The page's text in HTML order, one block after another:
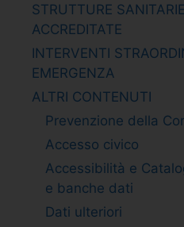
STRUTTURE
ACCREDITATE
INTERVENTI
EMERGENZA
ALTRI CONTENUTI
Prevenzione della
Accesso civico
Accessibilità e
e banche dati
Dati ulteriori